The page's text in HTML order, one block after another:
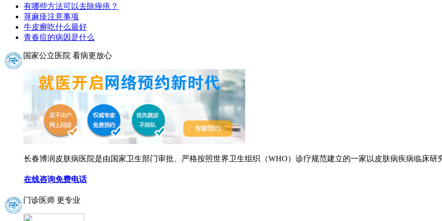
有哪些方法可以去除痤疮？
荨麻疹注意事项
牛皮癣吃什么最好
青春痘的病因是什么
国家公立医院 看病更放心
长春博润皮肤病医院是由国家卫生部门审批、严格按照世界卫生组织（WHO）诊疗规范建立的一家以皮肤病疾病临床研
在线咨询免费电话
门诊医师 更专业